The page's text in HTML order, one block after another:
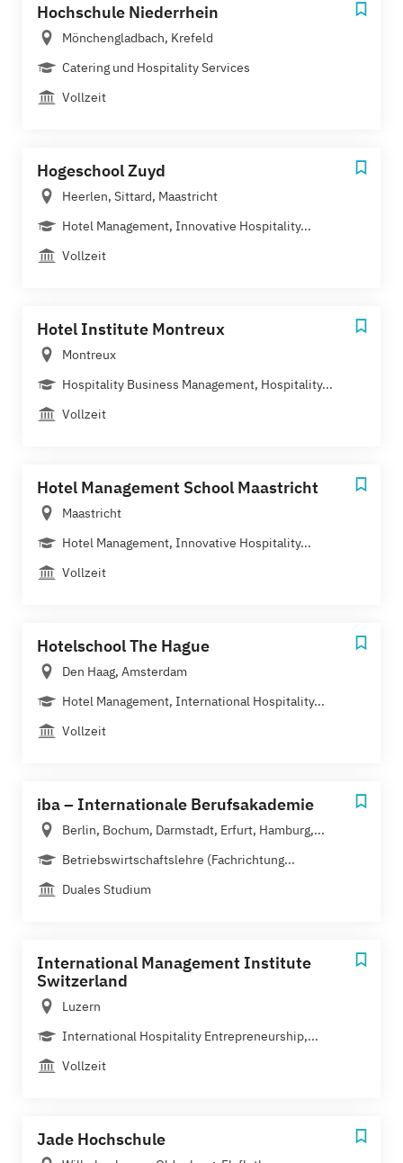
Hochschule Niederrhein
Mönchengladbach, Krefeld
Catering und Hospitality Services
Vollzeit
Hogeschool Zuyd
Heerlen, Sittard, Maastricht
Hotel Management, Innovative Hospitality...
Vollzeit
Hotel Institute Montreux
Montreux
Hospitality Business Management, Hospitality...
Vollzeit
Hotel Management School Maastricht
Maastricht
Hotel Management, Innovative Hospitality...
Vollzeit
Hotelschool The Hague
Den Haag, Amsterdam
Hotel Management, International Hospitality...
Vollzeit
iba – Internationale Berufsakademie
Berlin, Bochum, Darmstadt, Erfurt, Hamburg,...
Betriebswirtschaftslehre (Fachrichtung...
Duales Studium
International Management Institute
Switzerland
Luzern
International Hospitality Entrepreneurship,...
Vollzeit
Jade Hochschule